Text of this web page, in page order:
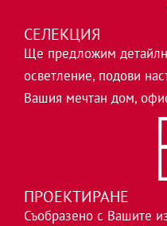
СЕЛЕКЦИЯ
Ще предложим
осветление, подови
Вашия мечтан дом,
ПРОЕКТИРАНЕ
Съобразено с Вашите